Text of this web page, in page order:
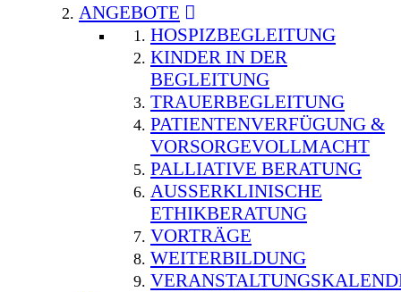
ANGEBOTE
HOSPIZBEGLEITUNG
KINDER IN DER
BEGLEITUNG
TRAUERBEGLEITUNG
PATIENTENVERFÜGUNG &
VORSORGEVOLLMACHT
PALLIATIVE BERATUNG
AUSSERKLINISCHE E
THIKBERATUNG
VORTRÄGE
WEITERBILDUNG